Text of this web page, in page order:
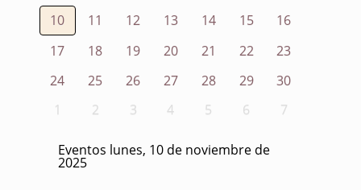
10
11 12 13 14 15
16
17
18 19 20 21 22
23
24
25 26 27 28 29
30
1
2 3 4 5 6 7
Eventos lunes, 10 de noviembre de
2025